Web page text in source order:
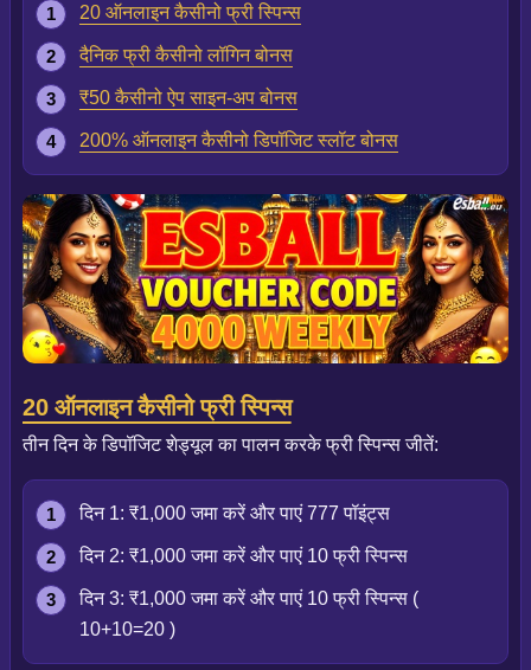
20 ऑनलाइन कैसीनो फ्री स्पिन्स
दैनिक फ्री कैसीनो लॉगिन बोनस
₹50 कैसीनो ऐप साइन-अप बोनस
200% ऑनलाइन कैसीनो डिपॉजिट स्लॉट बोनस
20 ऑनलाइन कैसीनो फ्री स्पिन्स
तीन दिन के डिपॉजिट शेड्यूल का पालन करके फ्री स्पिन्स जीतें:
दिन 1: ₹1,000 जमा करें और पाएं 777 पॉइंट्स
दिन 2: ₹1,000 जमा करें और पाएं 10 फ्री स्पिन्स
दिन 3: ₹1,000 जमा करें और पाएं 10 फ्री स्पिन्स (
10+10=20 )